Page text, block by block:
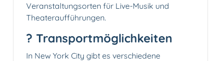
Veranstaltungsorten für Live-Musik und
Theateraufführungen.
? Transportmöglichkeiten
In New York City gibt es verschiedene